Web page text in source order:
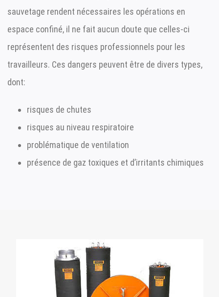
sauvetage rendent nécessaires les opérations en
espace confiné, il ne fait aucun doute que celles-ci
représentent des risques professionnels pour les
travailleurs. Ces dangers peuvent être de divers types,
dont:
risques de chutes
risques au niveau respiratoire
problématique de ventilation
présence de gaz toxiques et d’irritants chimiques